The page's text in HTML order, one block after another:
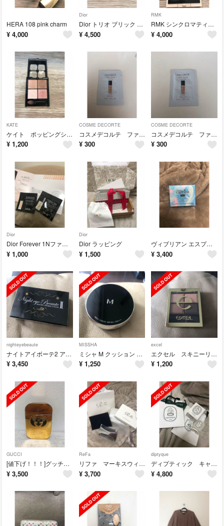
HERA 108 pink charm
¥ 4,000
Dior
Dior トリオ ブリック パレット 653 コーラル キャンバス
¥ 4,500
RMK
RMK シンクロマティック アイシャドウパレット #05 ディライトフル
¥ 4,000
KATE
ケイト ポッピングシルエットシャドウ EX-6 チュチュピンクポップ
¥ 1,200
COSME DECORTE
コスメデコルテ ファンデ N26
¥ 300
COSME DECORTE
コスメデコルテ ファンデ N22
¥ 300
Dior
Dior Forever 1Nファンデ＋コンシーラー試供品
¥ 1,000
Dior
Dior ラッピング
¥ 1,500
ヴィブリアン エスプリーナ RGII トーンアップ エアーUVパウダー
¥ 3,400
nighteyebeaute
ナイトアイボーテ2 アイプチ 二重のり美容成分高配合 夜 二重矯正
¥ 3,450
MISSHA
ミシャ M クッション ファンデーション ネオカバー No.23
¥ 1,250
excel
エクセル スキニーリッチシャドウ ベージュブラウン
¥ 1,200
GUCCI
[値下げ！！！]グッチ ギルティ オードパフューム 75ml
¥ 3,500
ReFa
リファ マーキスウィズ くし
¥ 3,700
diptyque
ディプティック キャンドル70g
¥ 4,800